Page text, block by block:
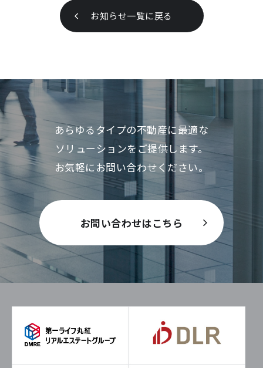
お知らせ一覧に戻る
あらゆるタイプの不動産に最適な
ソリューションをご提供します。
お気軽にお問い合わせください。
お問い合わせはこちら